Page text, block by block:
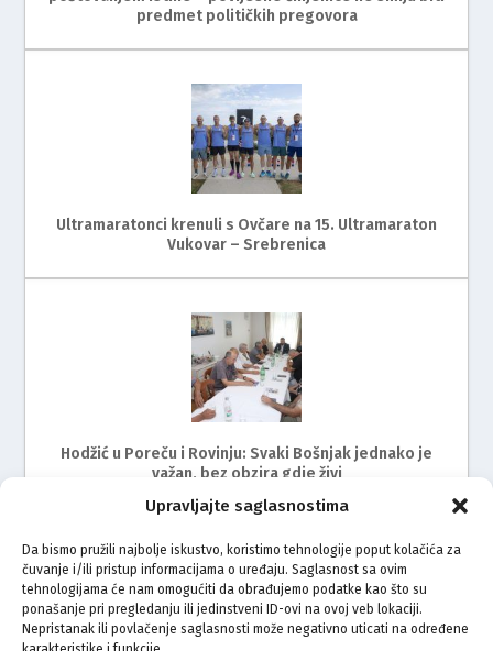
Upravljajte saglasnostima
Da bismo pružili najbolje iskustvo, koristimo tehnologije poput kolačića za
čuvanje i/ili pristup informacijama o uređaju. Saglasnost sa ovim
tehnologijama će nam omogućiti da obrađujemo podatke kao što su
ponašanje pri pregledanju ili jedinstveni ID-ovi na ovoj veb lokaciji.
Nepristanak ili povlačenje saglasnosti može negativno uticati na određene
predmet političkih pregovora
Ultramaratonci krenuli s Ovčare na 15. Ultramaraton
Vukovar – Srebrenica
Hodžić u Poreču i Rovinju: Svaki Bošnjak jednako je
važan, bez obzira gdje živi